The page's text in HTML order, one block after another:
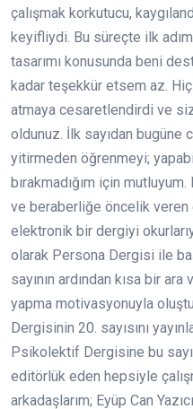
çalışmak korkutucu,
keyifliydi. Bu süreçte ilk
tasarımı konusunda beni
kadar teşekkür etsem az.
atmaya cesaretlendirdi ve
oldunuz. İlk sayıdan bugüne
yitirmeden öğrenmeyi;
bırakmadığım için
ve beraberliğe öncelik veren
elektronik bir dergiyi
olarak Persona Dergisi ile
sayının ardından kısa bir
yapma motivasyonuyla
Dergisinin 20. sayısını
Psikolektif Dergisine bu
editörlük eden hepsiyle
arkadaşlarım; Eyüp Can